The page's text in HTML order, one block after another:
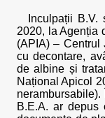
Inculpații
2020, la Agenția
(APIA) – Centrul
cu decontare,
de albine și
Național Apicol
nerambursabile).
B.E.A. ar depus